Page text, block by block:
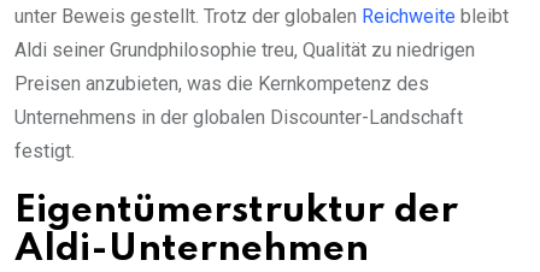
unter Beweis gestellt. Trotz der globalen Reichweite bleibt
Aldi seiner Grundphilosophie treu, Qualität zu niedrigen
Preisen anzubieten, was die Kernkompetenz des
Unternehmens in der globalen Discounter-Landschaft
festigt.
Eigentümerstruktur der
Aldi-Unternehmen